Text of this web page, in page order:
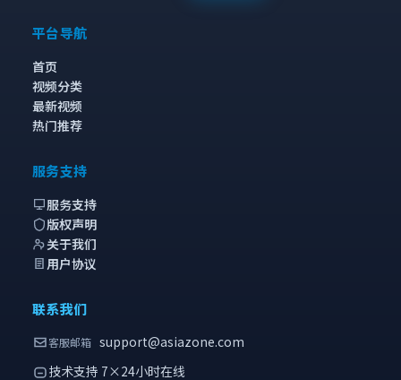
平台导航
首页
视频分类
最新视频
热门推荐
服务支持
服务支持
版权声明
关于我们
用户协议
联系我们
客服邮箱 support@asiazone.com
技术支持 7×24小时在线